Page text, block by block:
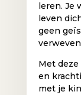
leren. Je
leven
geen
Met
en
met je